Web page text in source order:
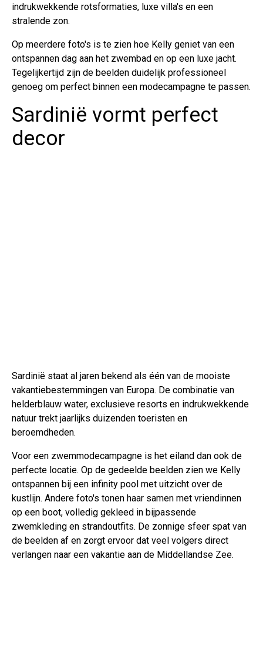
indrukwekkende rotsformaties, luxe villa's en een
stralende zon.
Op meerdere foto's is te zien hoe Kelly geniet van een
ontspannen dag aan het zwembad en op een luxe jacht.
Tegelijkertijd zijn de beelden duidelijk professioneel
genoeg om perfect binnen een modecampagne te passen.
Sardinië vormt perfect
decor
Sardinië staat al jaren bekend als één van de mooiste
vakantiebestemmingen van Europa. De combinatie van
helderblauw water, exclusieve resorts en indrukwekkende
natuur trekt jaarlijks duizenden toeristen en
beroemdheden.
Voor een zwemmodecampagne is het eiland dan ook de
perfecte locatie. Op de gedeelde beelden zien we Kelly
ontspannen bij een infinity pool met uitzicht over de
kustlijn. Andere foto's tonen haar samen met vriendinnen
op een boot, volledig gekleed in bijpassende
zwemkleding en strandoutfits. De zonnige sfeer spat van
de beelden af en zorgt ervoor dat veel volgers direct
verlangen naar een vakantie aan de Middellandse Zee.